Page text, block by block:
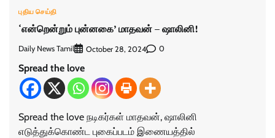
புதிய செய்தி
‘என்றென்றும் புன்னகை’ மாதவன் – ஷாலினி!
Daily News Tamil October 28, 2024 0
Spread the love
Spread the love நடிகர்கள் மாதவன், ஷாலினி
எடுத்துக்கொண்ட புகைப்படம் இணையத்தில்